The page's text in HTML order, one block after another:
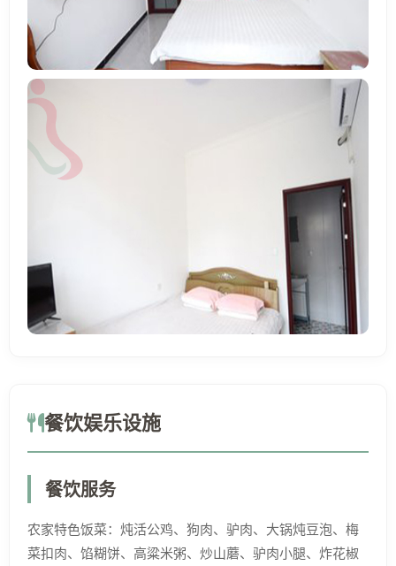
餐饮娱乐设施
餐饮服务
农家特色饭菜：炖活公鸡、狗肉、驴肉、大锅炖豆泡、梅
菜扣肉、馅糊饼、高粱米粥、炒山蘑、驴肉小腿、炸花椒